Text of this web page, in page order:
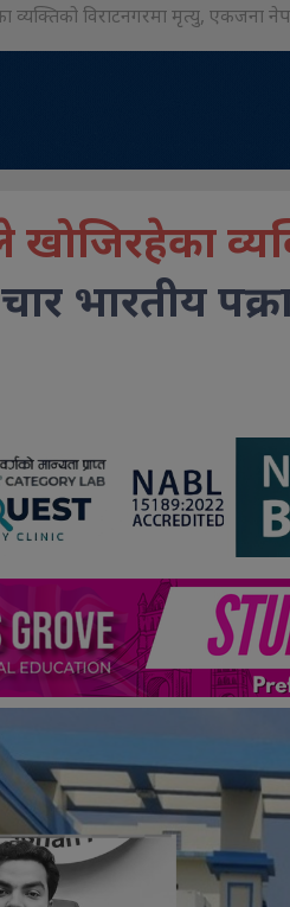
व्यक्तिको विराटनगरमा मृत्यु, एकजना
खोजिरहेका
भारतीय